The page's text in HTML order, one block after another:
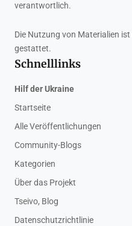
verantwortlich.
Die Nutzung von Materialien
gestattet.
Schnelllinks
Hilf der Ukraine
Startseite
Alle Veröffentlichungen
Community-Blogs
Kategorien
Über das Projekt
Tseivo, Blog
Datenschutzrichtlinie